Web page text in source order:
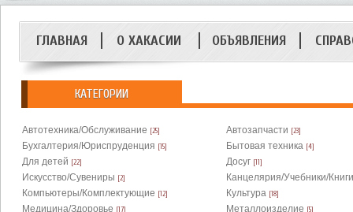
ГЛАВНАЯ О ХАКАСИИ ОБЪЯВЛЕНИЯ
КАТЕГОРИИ
Автотехника/Обслуживание [25] Автозапчасти [23]
Бухгалтерия/Юриспруденция [15] Бытовая техника [4]
Для детей [22] Досуг [11]
Искусство/Сувениры [2]
Канцелярия/Учебники/Книги
Компьютеры/Комплектующие [12] Культура [18]
Медицина/Здоровье [17] Металлоизделие [5]